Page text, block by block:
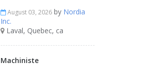
August 03, 2026 by Nordia
Inc.
Laval, Quebec, ca
Machiniste